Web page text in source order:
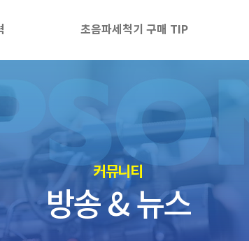
초음파세척기 구매 TIP
​커뮤니티
방송 & 뉴스